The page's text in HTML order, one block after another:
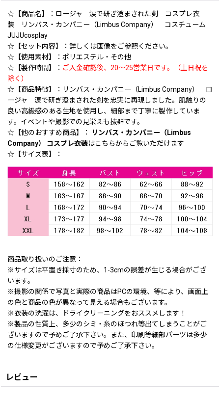
☆【商品名】：ロージャ 涙で研ぎ澄まされた剣 コスプレ衣
装 リンバス・カンパニー（Limbus Company） コスチューム
JUJUcosplay
☆【セット内容】：詳しくは画像をご参照ください。
☆【使用素材】：ポリエステル・その他
☆【製作時間】： ご入金確認後、20〜25営業日です。（土日祝を
除く）
☆【商品特徴】：リンバス・カンパニー（Limbus Company） ロ
ージャ 涙で研ぎ澄まされた剣を忠実に再現しました。肌触りの
良い高級感のある生地を使用し、細部まで丁寧に製作していま
す。イベントや撮影での見栄えも抜群です。
☆【他のおすすめ商品】：
リンバス・カンパニー（Limbus
Company） コスプレ衣装はこちらからご覧いただけます
☆【サイズ表】：
商品取り扱いのご注意：
※サイズは平置き採寸のため、1-3cmの誤差が生じる場合がござ
います。
※撮影の関係で写真と実際の商品はPCの環境、等により、画面上
の色と商品の色が異なって見える場合もございます。
※衣装の洗濯は、ドライクリーニングをおススメします！
※製品の性質上、多少のシミ・糸のほつれ等出てしまうことがご
ざいますので予めご了承下さい。また、印刷等細部パーツは多少
の仕様変更がございますので予めご了承下さい。
レビュー